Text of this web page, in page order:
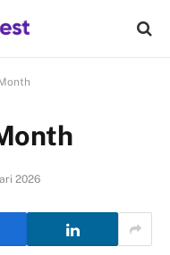
2026